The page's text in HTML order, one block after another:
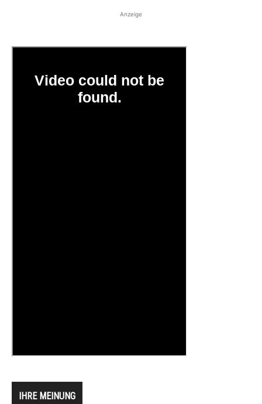
Anzeige
IHRE MEINUNG